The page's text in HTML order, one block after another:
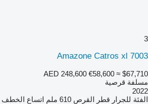
3
Amazone Catros xl 7003
AED 248,600 €58,600 ≈ $67,710
مسلفة قرصية
2022
الفئة للجرار قطر القرص 610 ملم اتساع الخطف